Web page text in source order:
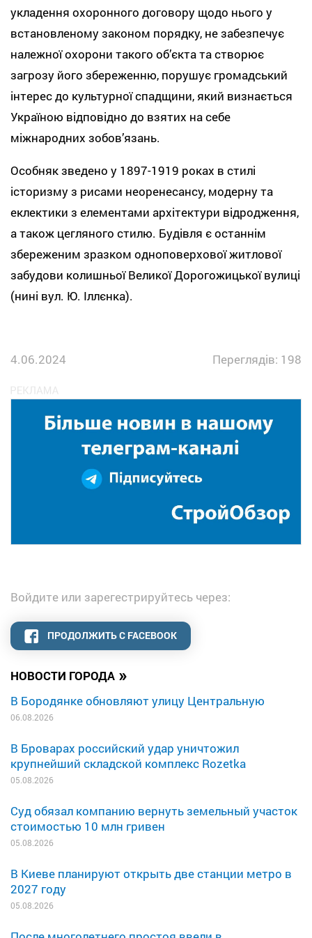
НОВОСТИ ГОРОДА »
В Бородянке обновляют улицу Центральную
06.08.2026
В Броварах российский удар уничтожил
крупнейший складской комплекс Rozetka
05.08.2026
Суд обязал компанию вернуть земельный участок
стоимостью 10 млн гривен
05.08.2026
В Киеве планируют открыть две станции метро в
2027 году
05.08.2026
укладення охоронного договору щодо нього у
встановленому законом порядку, не забезпечує
належної охорони такого об’єкта та створює
загрозу його збереженню, порушує громадський
інтерес до культурної спадщини, який визнається
Україною відповідно до взятих на себе
міжнародних зобов’язань.
Особняк зведено у 1897-1919 роках в стилі
історизму з рисами неоренесансу, модерну та
еклектики з елементами архітектури відродження,
а також цегляного стилю. Будівля є останнім
збереженим зразком одноповерхової житлової
забудови колишньої Великої Дорогожицької вулиці
(нині вул. Ю. Іллєнка).
4.06.2024 Переглядів: 198
Войдите или зарегестрируйтесь через:
ПРОДОЛЖИТЬ С FACEBOOK